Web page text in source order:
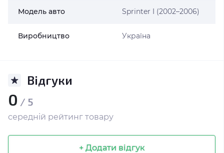
Модель авто Sprinter I (2002–2006)
Виробництво Україна
Відгуки
0 / 5
середній рейтинг товару
+ Додати відгук